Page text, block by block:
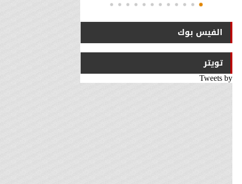
الفيس بوك
تويتر
Tweets by